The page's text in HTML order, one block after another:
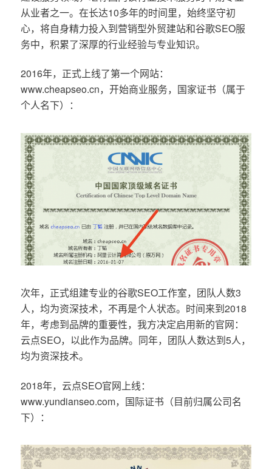
从业者之一。在长达10多年的时间里，始终坚守初
心，将自身精力投入到营销型外贸建站和谷歌SEO服
务中，积累了深厚的行业经验与专业知识。
2016年，正式上线了第一个网站：
www.cheapseo.cn，开始商业服务，国家证书（属于
个人名下）：
次年，正式组建专业的谷歌SEO工作室，团队人数3
人，均为资深技术，不再是个人状态。时间来到2018
年，考虑到品牌的重要性，我方决定启用新的官网：
云点SEO，以此作为品牌。同年，团队人数达到5人，
均为资深技术。
2018年，云点SEO官网上线：
www.yundianseo.com，国际证书（目前归属公司名
下）：